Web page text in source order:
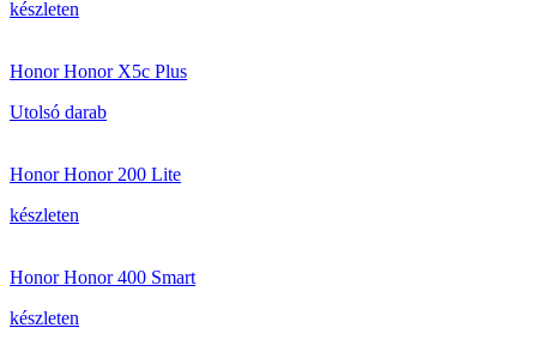
készleten
Honor Honor X5c Plus
Utolsó darab
Honor Honor 200 Lite
készleten
Honor Honor 400 Smart
készleten